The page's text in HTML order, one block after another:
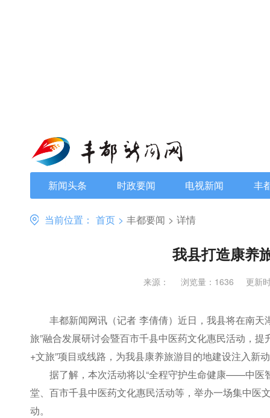
新闻头条 时政要闻 电视新闻 丰
当前位置： 首页 > 丰都要闻 > 详情
我县打造康养
来源： 浏览量：1636 更新
丰都新闻网讯（记者 李倩倩）近日，我县将在南
旅”融合发展研讨会暨百市千县中医药文化惠民活动，
+文旅”项目或线路，为我县康养旅游目的地建设注入新
据了解，本次活动将以“全程守护生命健康——中医
堂、百市千县中医药文化惠民活动等，举办一场集中医
动。